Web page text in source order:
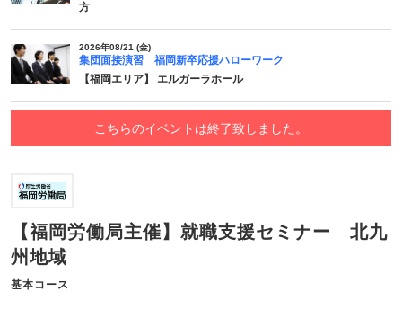
方
2026年08/21 (金)
集団面接演習 福岡新卒応援ハローワーク
【福岡エリア】 エルガーラホール
こちらのイベントは終了致しました。
【福岡労働局主催】就職支援セミナー 北九
州地域
基本コース